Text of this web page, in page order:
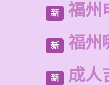
新 福州
新 福州
新 成人